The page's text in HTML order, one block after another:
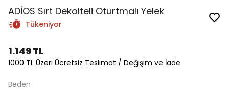
ADİOS Sırt Dekolteli Oturtmalı Yelek
Tükeniyor
1.149 TL
1000 TL Üzeri Ücretsiz Teslimat / Değişim ve İade
Beden